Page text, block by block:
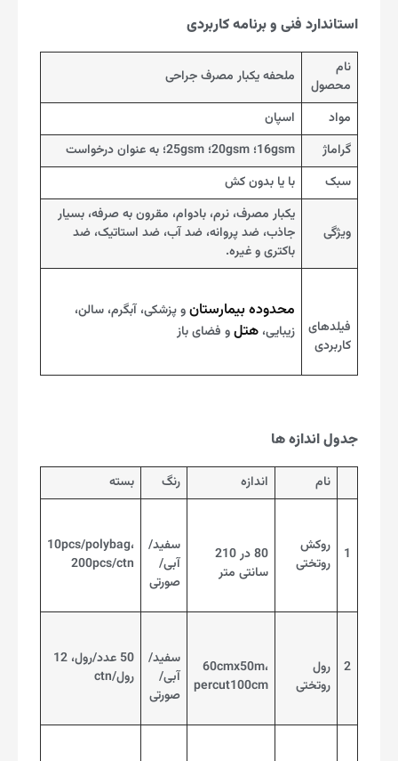
استاندارد فنی و برنامه کاربردی
نام
محصول
ملحفه یکبار مصرف جراحی
مواد
اسپان
گراماژ
16gsm؛ 20gsm؛ 25gsm؛ به عنوان درخواست
سبک
با یا بدون کش
ویژگی
یکبار مصرف، نرم، بادوام، مقرون به صرفه، بسیار
جاذب، ضد پروانه، ضد آب، ضد استاتیک، ضد
باکتری و غیره.
فیلدهای
کاربردی
محدوده بیمارستانو پزشکی، آبگرم، سالن،
زیبایی، هتلو فضای باز
جدول اندازه ها
نام اندازه رنگ بسته
1
روکش
روتختی
80 در 210
سانتی متر
سفید/
آبی/
صورتی
10pcs/polybag،
200pcs/ctn
2
رول
روتختی
60cmx50m،
percut100cm
سفید/
آبی/
صورتی
50 عدد/رول، 12
رول/ctn